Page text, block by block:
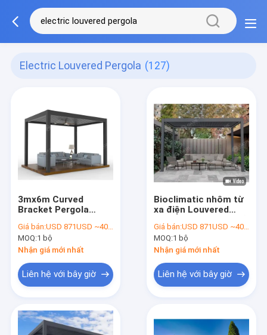
Electric Louvered Pergola (127)
3mx6m Curved
Bracket Pergola
Với Bề Nhà Điện
Giá bán:USD 871USD ~4000USD or more based on the sizes
MOQ:1 bộ
Nhận giá mới nhất
Liên hệ với bây giờ
Bioclimatic nhôm từ
xa điện Louvered
dàng lắp ráp
Giá bán:USD 871USD ~4000USD or more based on the sizes
MOQ:1 bộ
Nhận giá mới nhất
Liên hệ với bây giờ